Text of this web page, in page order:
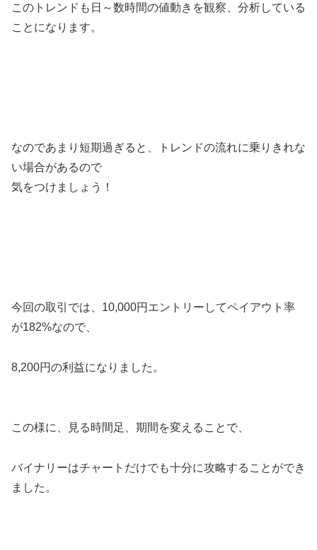
このトレンドも日～数時間の値動きを観察、分析している
ことになります。
なのであまり短期過ぎると、トレンドの流れに乗りきれな
い場合があるので
気をつけましょう！
今回の取引では、10,000円エントリーしてペイアウト率
が182%なので、
8,200円の利益になりました。
この様に、見る時間足、期間を変えることで、
バイナリーはチャートだけでも十分に攻略することができ
ました。